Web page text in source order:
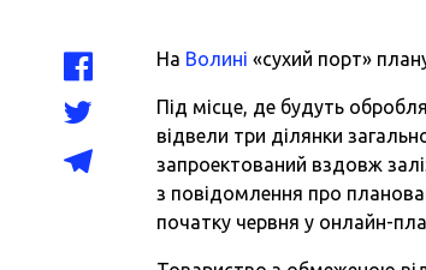
На Волині «сухий порт»
Під місце, де будуть
відвели три ділянки
запроектований вздовж
з повідомлення про
початку червня у онлайн-